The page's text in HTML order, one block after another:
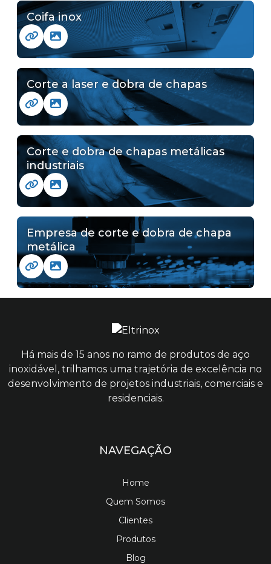
Coifa inox
Corte a laser e dobra de chapas
Corte e dobra de chapas metálicas
industriais
Empresa de corte e dobra de chapa
metálica
Há mais de 15 anos no ramo de produtos de aço
inoxidável, trilhamos uma trajetória de excelência no
desenvolvimento de projetos industriais, comerciais e
residenciais.
NAVEGAÇÃO
Home
Quem Somos
Clientes
Produtos
Blog